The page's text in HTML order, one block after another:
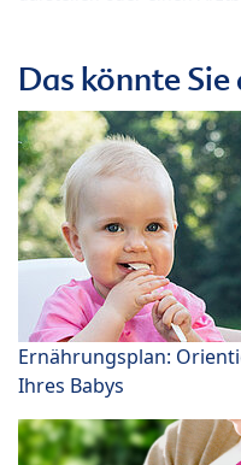
Das könnte
Ernährungsplan:
Ihres Babys